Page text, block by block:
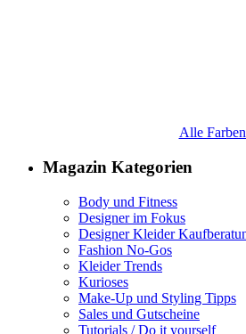
Alle
Magazin Kategorien
Body und Fitness
Designer im Fokus
Designer Kleider
Fashion No-Gos
Kleider Trends
Kurioses
Make-Up und Styling Tipps
Sales und Gutscheine
Tutorials / Do it yourself